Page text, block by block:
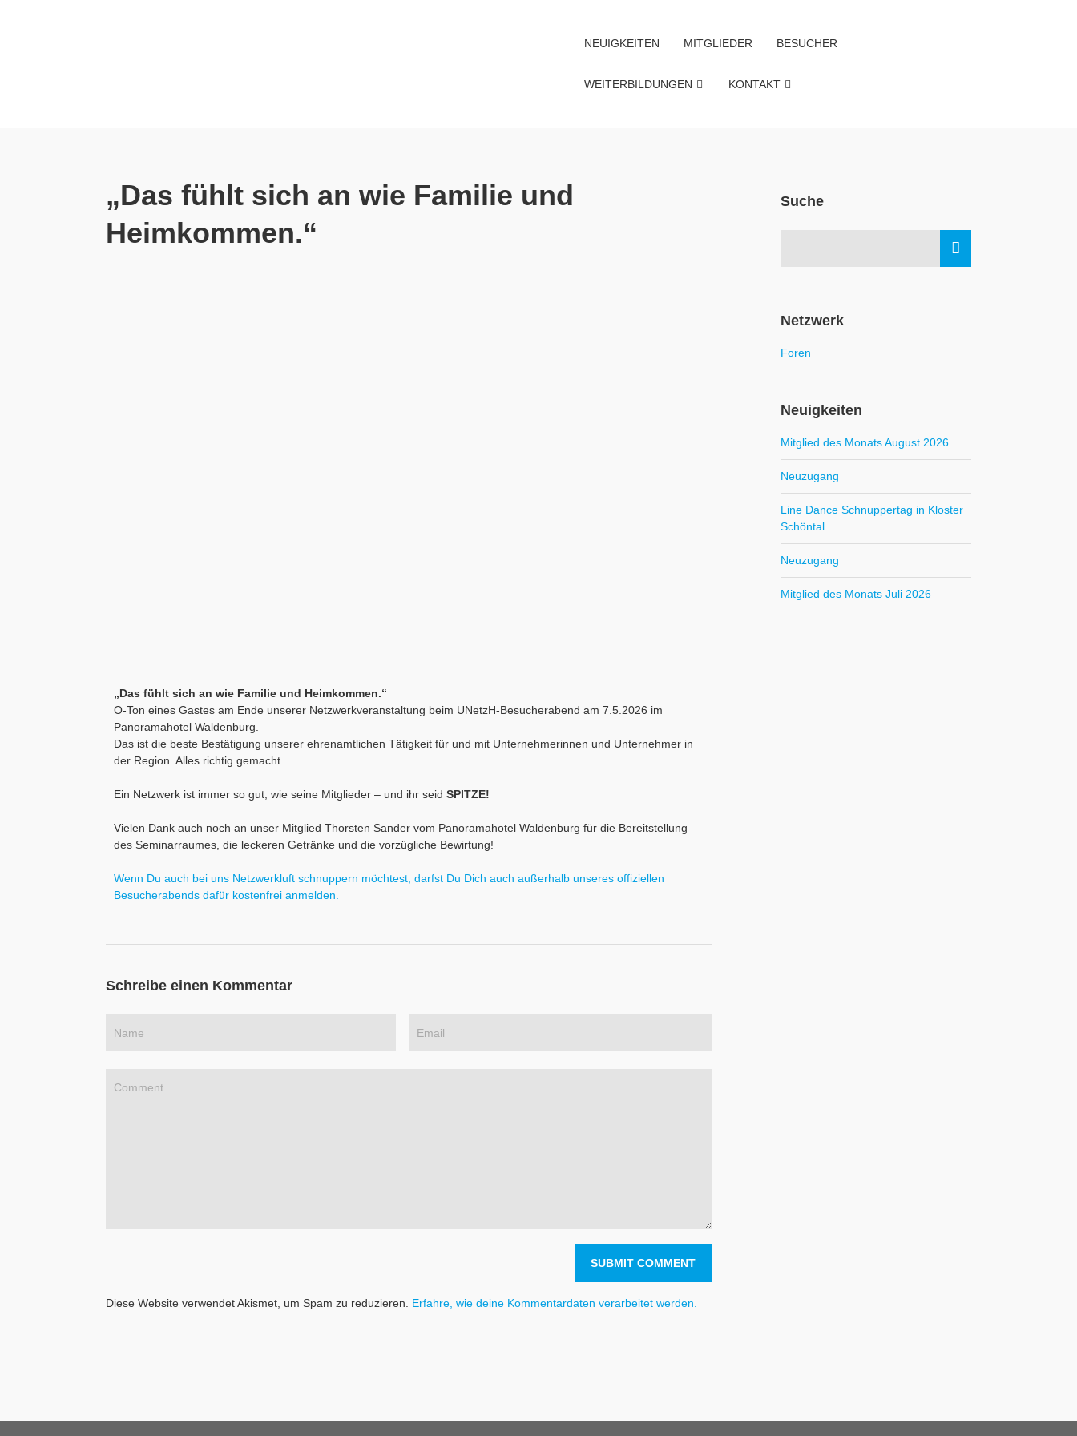
NEUIGKEITEN MITGLIEDER BESUCHER
WEITERBILDUNGEN KONTAKT
„Das fühlt sich an wie Familie und
Heimkommen.“
„Das fühlt sich an wie Familie und Heimkommen.“
O-Ton eines Gastes am Ende unserer Netzwerkveranstaltung beim UNetzH-Besucherabend am 7.5.2026 im
Panoramahotel Waldenburg.
Das ist die beste Bestätigung unserer ehrenamtlichen Tätigkeit für und mit Unternehmerinnen und Unternehmer in
der Region. Alles richtig gemacht.
Ein Netzwerk ist immer so gut, wie seine Mitglieder – und ihr seid SPITZE!
Vielen Dank auch noch an unser Mitglied Thorsten Sander vom Panoramahotel Waldenburg für die Bereitstellung
des Seminarraumes, die leckeren Getränke und die vorzügliche Bewirtung!
Wenn Du auch bei uns Netzwerkluft schnuppern möchtest, darfst Du Dich auch außerhalb unseres offiziellen
Besucherabends dafür kostenfrei anmelden.
Schreibe einen Kommentar
Diese Website verwendet Akismet, um Spam zu reduzieren. Erfahre, wie deine Kommentardaten verarbeitet werden.
Suche
Netzwerk
Foren
Neuigkeiten
Mitglied des Monats August 2026
Neuzugang
Line Dance Schnuppertag in Kloster
Schöntal
Neuzugang
Mitglied des Monats Juli 2026